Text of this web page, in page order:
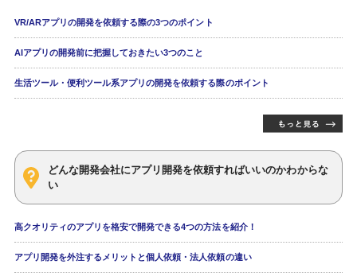
VR/ARアプリの開発を依頼する際の3つのポイント
AIアプリの開発前に把握しておきたい3つのこと
生活ツール・便利ツール系アプリの開発を依頼する際のポイント
どんな開発会社にアプリ開発を依頼すればいいのかわからな
い
高クオリティのアプリを格安で開発できる4つの方法を紹介！
アプリ開発を外注するメリットと個人依頼・法人依頼の違い